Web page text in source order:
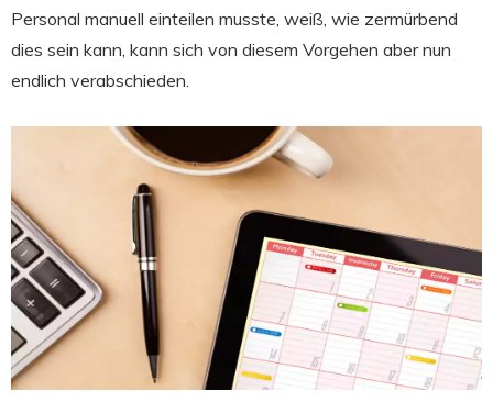
Personal manuell einteilen musste, weiß, wie zermürbend
dies sein kann, kann sich von diesem Vorgehen aber nun
endlich verabschieden.